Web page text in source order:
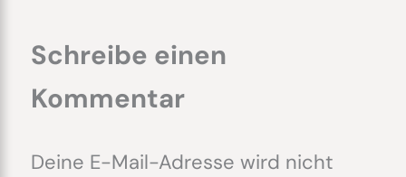
Schreibe einen
Kommentar
Deine E-Mail-Adresse wird nicht